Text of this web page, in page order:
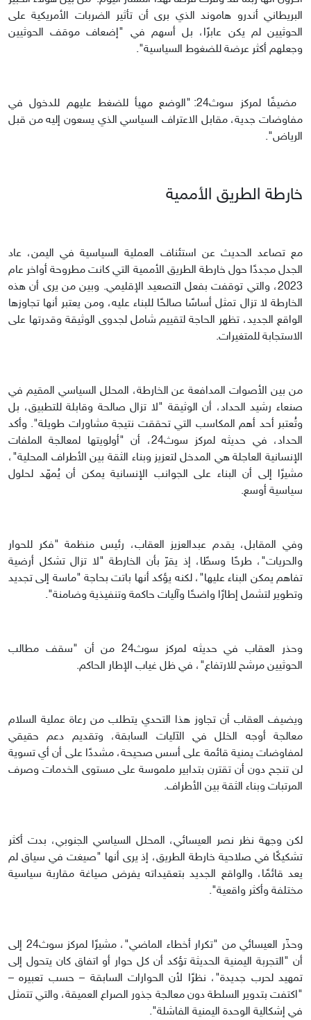
البريطاني أندرو هاموند الذي برى أن تأثير الضربات الأمريكية على
الحوثيين لم يكن عابرًا، بل أسهم في "إضعاف موقف الحوثيين
وجعلهم أكثر عرضة للضغوط السياسية".
مضيفًا لمركز سوث24: "الوضع مهيأ للضغط عليهم للدخول في
مفاوضات جدية، مقابل الاعتراف السياسي الذي يسعون إليه من قبل
الرياض".
خارطة الطريق الأممية
مع تصاعد الحديث عن استئناف العملية السياسية في اليمن، عاد
الجدل مجددًا حول خارطة الطريق الأممية التي كانت مطروحة أواخر عام
2023، والتي توقفت بفعل التصعيد الإقليمي. وبين من يرى أن هذه
الخارطة لا تزال تمثل أساسًا صالحًا للبناء عليه، ومن يعتبر أنها تجاوزها
الواقع الجديد، تظهر الحاجة لتقييم شامل لجدوى الوثيقة وقدرتها على
الاستجابة للمتغيرات.
من بين الأصوات المدافعة عن الخارطة، المحلل السياسي المقيم في
صنعاء رشيد الحداد، أن الوثيقة "لا تزال صالحة وقابلة للتطبيق، بل
وتُعتبر أحد أهم المكاسب التي تحققت نتيجة مشاورات طويلة". وأكد
الحداد، في حديثه لمركز سوث24، أن "أولويتها لمعالجة الملفات
الإنسانية العاجلة هي المدخل لتعزيز وبناء الثقة بين الأطراف المحلية"،
مشيرًا إلى أن البناء على الجوانب الإنسانية يمكن أن يُمهّد لحلول
سياسية أوسع.
وفي المقابل، يقدم عبدالعزيز العقاب، رئيس منظمة "فكر للحوار
والحريات"، طرحًا وسطًا، إذ يقرّ بأن الخارطة "لا تزال تشكل أرضية
تفاهم يمكن البناء عليها"، لكنه يؤكد أنها باتت بحاجة "ماسة إلى تجديد
وتطوير لتشمل إطارًا واضحًا وآليات حاكمة وتنفيذية وضامنة".
وحذر العقاب في حديثه لمركز سوث24 من أن "سقف مطالب
الحوثيين مرشح للارتفاع"، في ظل غياب الإطار الحاكم.
ويضيف العقاب أن تجاوز هذا التحدي يتطلب من رعاة عملية السلام
معالجة أوجه الخلل في الآليات السابقة، وتقديم دعم حقيقي
لمفاوضات يمنية قائمة على أسس صحيحة، مشددًا على أن أي تسوية
لن تنجح دون أن تقترن بتدابير ملموسة على مستوى الخدمات وصرف
المرتبات وبناء الثقة بين الأطراف.
لكن وجهة نظر نصر العيسائي، المحلل السياسي الجنوبي، بدت أكثر
تشكيكًا في صلاحية خارطة الطريق، إذ يرى أنها "صيغت في سياق لم
يعد قائمًا، والواقع الجديد بتعقيداته يفرض صياغة مقاربة سياسية
مختلفة وأكثر واقعية".
وحذّر العيسائي من "تكرار أخطاء الماضي"، مشيرًا لمركز سوث24 إلى
أن "التجربة اليمنية الحديثة تؤكد أن كل حوار أو اتفاق كان يتحول إلى
تمهيد لحرب جديدة"، نظرًا لأن الحوارات السابقة – حسب تعبيره –
"اكتفت بتدوير السلطة دون معالجة جذور الصراع العميقة، والتي تتمثل
في إشكالية الوحدة اليمنية الفاشلة".